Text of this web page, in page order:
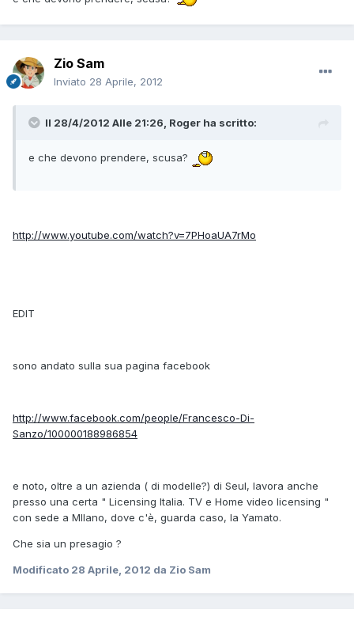
Zio Sam
Inviato 28 Aprile, 2012
Il 28/4/2012 Alle 21:26, Roger ha scritto:
e che devono prendere, scusa?
http://www.youtube.com/watch?v=7PHoaUA7rMo
EDIT
sono andato sulla sua pagina facebook
http://www.facebook.com/people/Francesco-Di-
Sanzo/100000188986854
e noto, oltre a un azienda ( di modelle?) di Seul, lavora anche
presso una certa " Licensing Italia. TV e Home video licensing "
con sede a MIlano, dove c'è, guarda caso, la Yamato.
Che sia un presagio ?
Modificato 28 Aprile, 2012 da Zio Sam